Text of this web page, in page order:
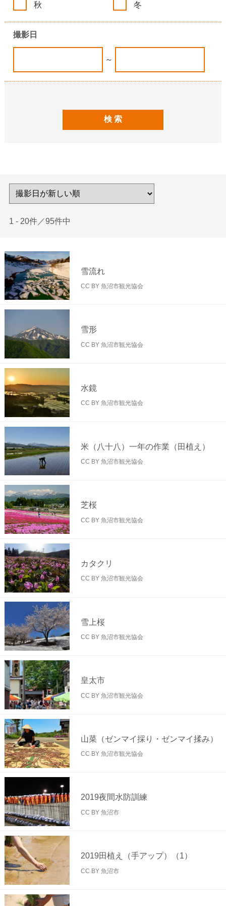
秋 冬
撮影日
～
1 - 20件／95件中
雪流れ
CC BY 魚沼市観光協会
雪形
CC BY 魚沼市観光協会
水鏡
CC BY 魚沼市観光協会
米（八十八）一年の作業（田植え）
CC BY 魚沼市観光協会
芝桜
CC BY 魚沼市観光協会
カタクリ
CC BY 魚沼市観光協会
雪上桜
CC BY 魚沼市観光協会
皇太市
CC BY 魚沼市観光協会
山菜（ゼンマイ採り・ゼンマイ揉み）
CC BY 魚沼市観光協会
2019夜間水防訓練
CC BY 魚沼市
2019田植え（手アップ）（1）
CC BY 魚沼市